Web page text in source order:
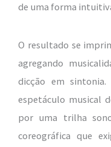
de uma forma
O resultado se
agregando
dicção em sintonia.
espetáculo musical
por uma trilha
coreográfica que